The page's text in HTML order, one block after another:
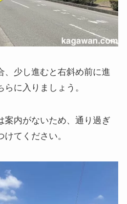
、少し進むと右斜め前に進
に入りましょう。
案内がないため、通り過ぎ
てください。